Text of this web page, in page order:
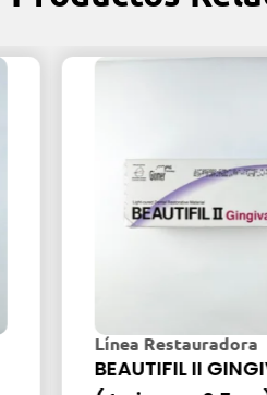
Línea Restauradora
BEAUTIFIL II GINGIVA /